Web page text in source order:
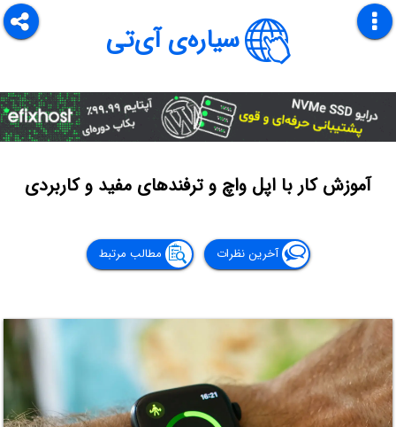
سیاره‌ی آی‌تی
آموزش کار با اپل واچ و ترفندهای مفید و کاربردی
آخرین نظرات مطالب مرتبط